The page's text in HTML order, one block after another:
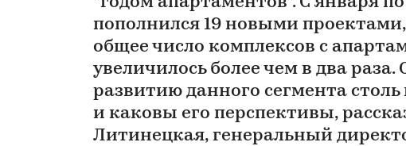
пополнился 19 новыми проектами,
общее число комплексов с
увеличилось более чем в два раза.
развитию данного сегмента
и каковы его перспективы,
Литинецкая, генеральный